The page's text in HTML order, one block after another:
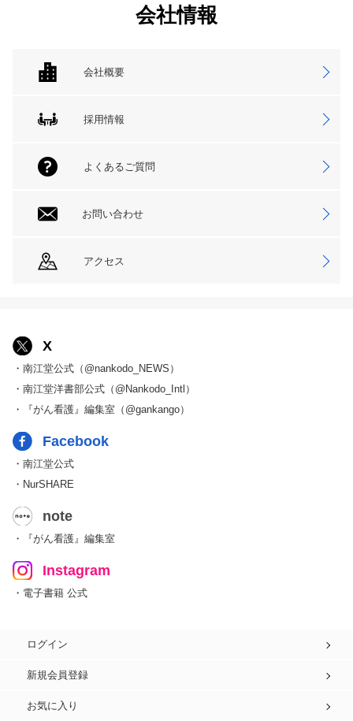
会社情報
会社概要
採用情報
よくあるご質問
お問い合わせ
アクセス
X
・南江堂公式（@nankodo_NEWS）
・南江堂洋書部公式（@Nankodo_Intl）
・『がん看護』編集室（@gankango）
Facebook
・南江堂公式
・NurSHARE
note
・『がん看護』編集室
Instagram
・電子書籍 公式
ログイン
新規会員登録
お気に入り